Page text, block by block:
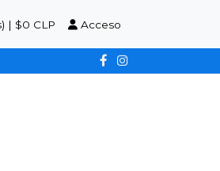
| $0 CLP Acceso